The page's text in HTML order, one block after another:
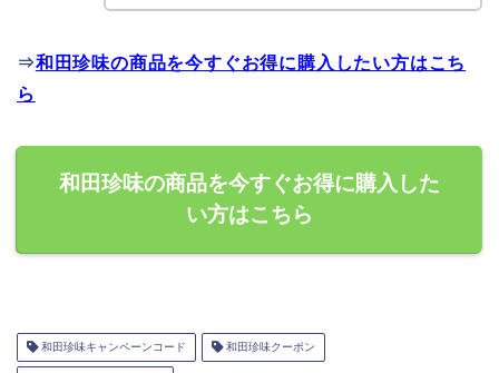
⇒和田珍味の商品を今すぐお得に購入したい方はこち
ら
和田珍味の商品を今すぐお得に購入した
い方はこちら
和田珍味キャンペーンコード 和田珍味クーポン